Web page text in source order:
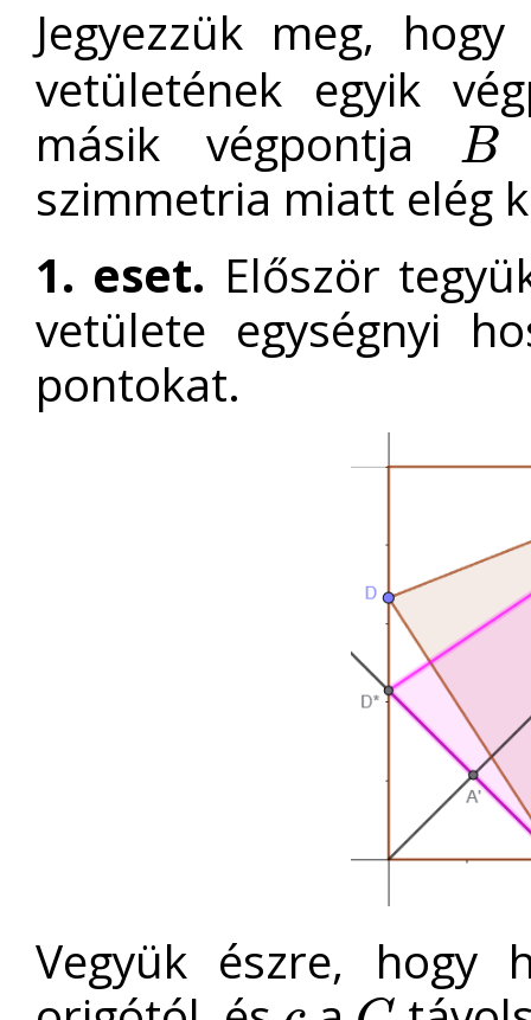
Jegyezzük meg,
vetületének egyik
másik végpontja
B
B
szimmetria miatt elég
1. eset. Először
vetülete egységnyi
pontokat.
Vegyük észre, hogy